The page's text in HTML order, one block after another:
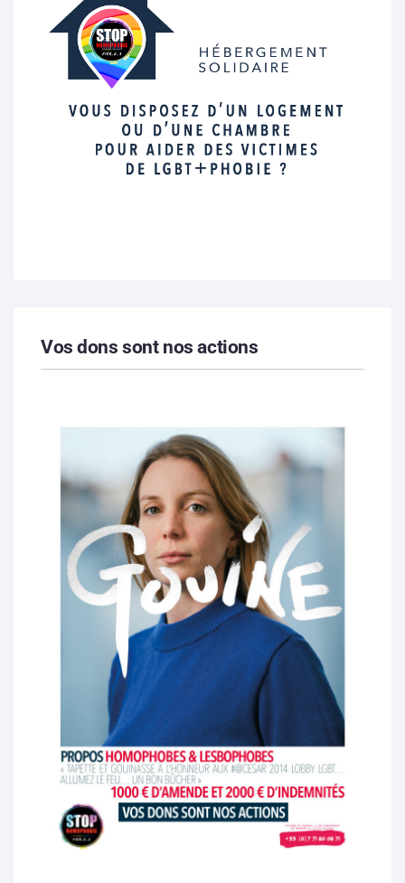
Vos dons sont nos actions